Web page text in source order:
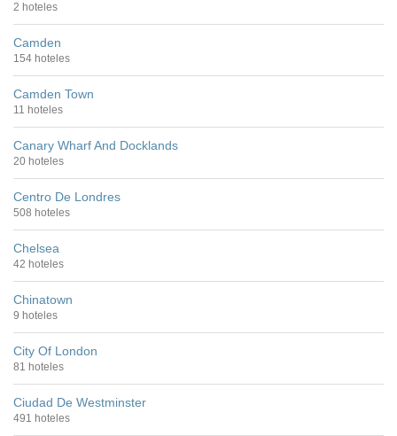
2 hoteles
Camden
154 hoteles
Camden Town
11 hoteles
Canary Wharf And Docklands
20 hoteles
Centro De Londres
508 hoteles
Chelsea
42 hoteles
Chinatown
9 hoteles
City Of London
81 hoteles
Ciudad De Westminster
491 hoteles